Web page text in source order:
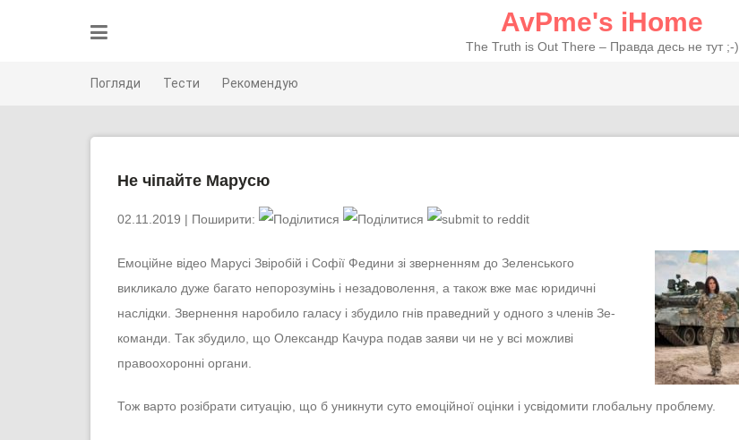
AvPme's iHome
The Truth is Out There – Правда десь не тут ;-)
Погляди Тести Рекомендую
Не чіпайте Марусю
02.11.2019 | Поширити:
Емоційне відео Марусі Звіробій і Софії Федини зі зверненням до Зеленського
викликало дуже багато непорозумінь і незадоволення, а також вже має юридичні
наслідки. Звернення наробило галасу і збудило гнів праведний у одного з членів Зе-
команди. Так збудило, що Олександр Качура подав заяви чи не у всі можливі
правоохоронні органи.
Тож варто розібрати ситуацію, що б уникнути суто емоційної оцінки і усвідомити глобальну проблему.